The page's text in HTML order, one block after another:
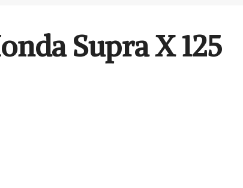
Supra X 125